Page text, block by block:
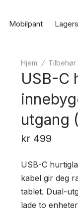
ToggleMobilpant
Hjem / Tilbehør
USB-C
utgang
kr499
USB-C
kabel gir deg
tablet. Dual-
lade to